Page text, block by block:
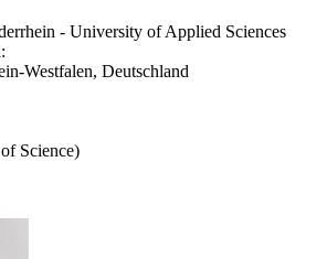
- University of Applied Sciences
Westfalen, Deutschland
Science)